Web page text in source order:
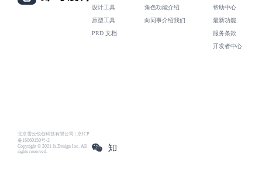
北京雪云锐创科技有限公司 | 京ICP
备16060150号-2
Copyright © 2021 Js.Design Inc. All
rights reserved.
设计工具
原型工具
PRD 文档
角色功能介绍
向同事介绍我们
帮助中心
最新功能
服务条款
开发者中心